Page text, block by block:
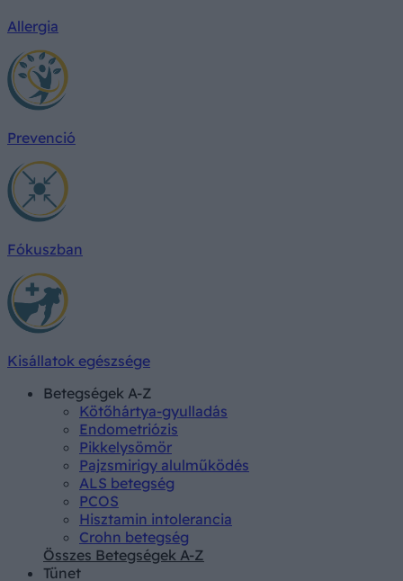
Allergia
Prevenció
Fókuszban
Kisállatok egészsége
Betegségek A-Z
Kötőhártya-gyulladás
Endometriózis
Pikkelysömör
Pajzsmirigy alulműködés
ALS betegség
PCOS
Hisztamin intolerancia
Crohn betegség
Összes Betegségek A-Z
Tünet